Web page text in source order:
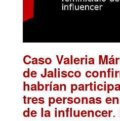
Caso Valeria
de Jalisco
habrían
tres personas
de la influencer.